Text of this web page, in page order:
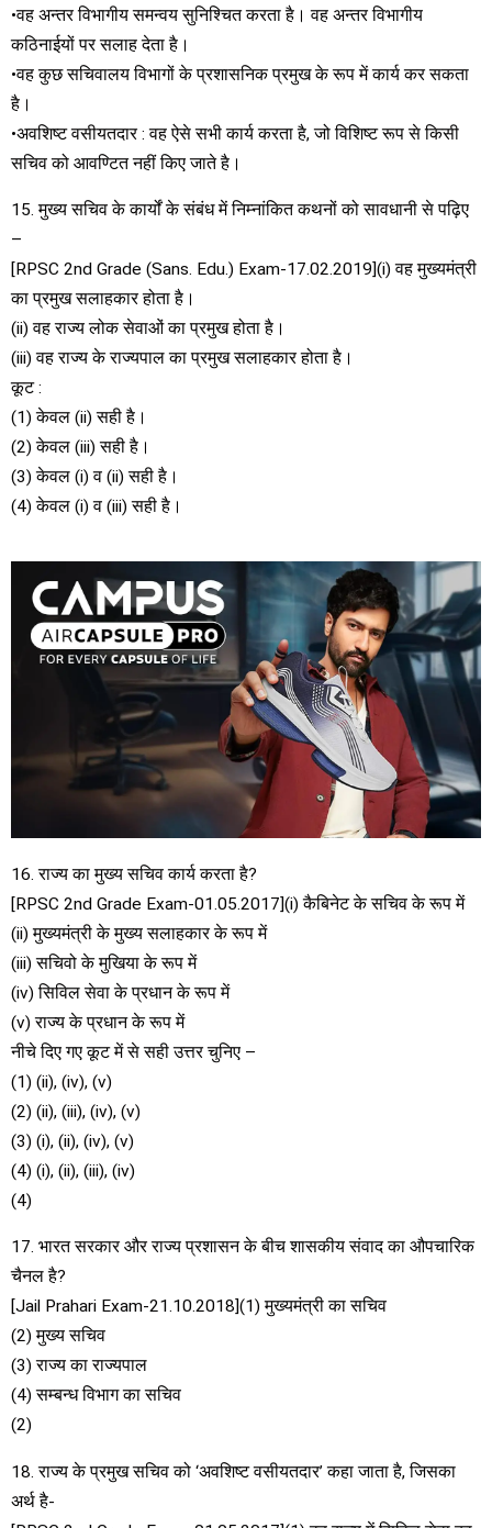
•वह अन्तर विभागीय समन्वय सुनिश्चित करता है। वह अन्तर विभागीय
कठिनाईयों पर सलाह देता है।
•वह कुछ सचिवालय विभागों के प्रशासनिक प्रमुख के रूप में कार्य कर सकता
है।
•अवशिष्ट वसीयतदार : वह ऐसे सभी कार्य करता है, जो विशिष्ट रूप से किसी
सचिव को आवण्टित नहीं किए जाते है।
15. मुख्य सचिव के कार्यों के संबंध में निम्नांकित कथनों को सावधानी से पढ़िए
–
[RPSC 2nd Grade (Sans. Edu.) Exam-17.02.2019](i) वह मुख्यमंत्री
का प्रमुख सलाहकार होता है।
(ii) वह राज्य लोक सेवाओं का प्रमुख होता है।
(iii) वह राज्य के राज्यपाल का प्रमुख सलाहकार होता है।
कूट :
(1) केवल (ii) सही है।
(2) केवल (iii) सही है।
(3) केवल (i) व (ii) सही है।
(4) केवल (i) व (iii) सही है।
16. राज्य का मुख्य सचिव कार्य करता है?
[RPSC 2nd Grade Exam-01.05.2017](i) कैबिनेट के सचिव के रूप में
(ii) मुख्यमंत्री के मुख्य सलाहकार के रूप में
(iii) सचिवो के मुखिया के रूप में
(iv) सिविल सेवा के प्रधान के रूप में
(v) राज्य के प्रधान के रूप में
नीचे दिए गए कूट में से सही उत्तर चुनिए –
(1) (ii), (iv), (v)
(2) (ii), (iii), (iv), (v)
(3) (i), (ii), (iv), (v)
(4) (i), (ii), (iii), (iv)
(4)
17. भारत सरकार और राज्य प्रशासन के बीच शासकीय संवाद का औपचारिक
चैनल है?
[Jail Prahari Exam-21.10.2018](1) मुख्यमंत्री का सचिव
(2) मुख्य सचिव
(3) राज्य का राज्यपाल
(4) सम्बन्ध विभाग का सचिव
(2)
18. राज्य के प्रमुख सचिव को ‘अवशिष्ट वसीयतदार’ कहा जाता है, जिसका
अर्थ है-